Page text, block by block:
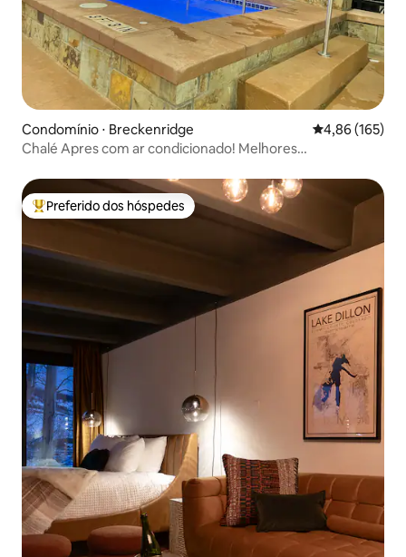
Condomínio ⋅ Breckenridge 4,86 de uma
4,86 (165)
Chalé Apres com ar condicionado! Melhores
Entre os melhores preferidos dos hóspedes
Preferido dos hóspedes